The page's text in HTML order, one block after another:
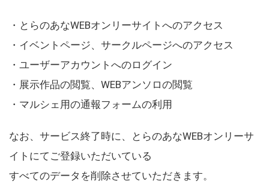
・とらのあなWEBオンリーサイトへのアクセス
・イベントページ、サークルページへのアクセス
・ユーザーアカウントへのログイン
・展示作品の閲覧、WEBアンソロの閲覧
・マルシェ用の通報フォームの利用
なお、サービス終了時に、とらのあなWEBオンリーサ
イトにてご登録いただいている
すべてのデータを削除させていただきます。